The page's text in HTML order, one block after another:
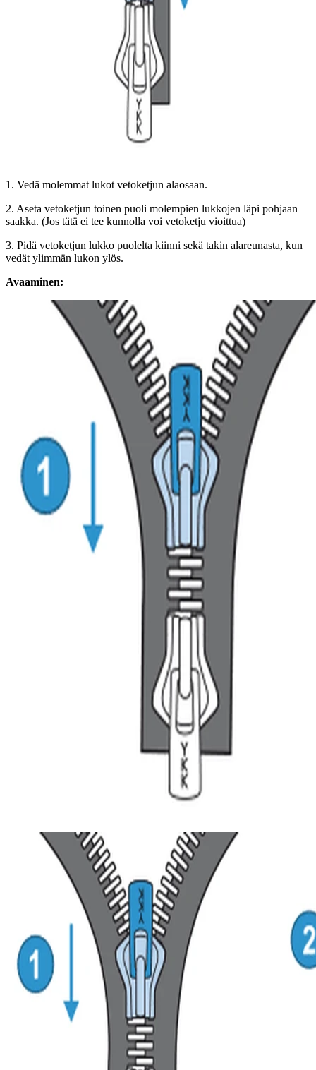
1. Vedä molemmat lukot vetoketjun alaosaan.
2. Aseta vetoketjun toinen puoli molempien lukkojen läpi pohjaan
saakka. (Jos tätä ei tee kunnolla voi vetoketju vioittua)
3. Pidä vetoketjun lukko puolelta kiinni sekä takin alareunasta, kun
vedät ylimmän lukon ylös.
Avaaminen: